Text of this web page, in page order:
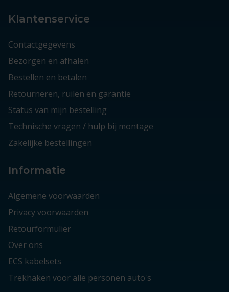
Klantenservice
Contactgegevens
Bezorgen en afhalen
Bestellen en betalen
Retourneren, ruilen en garantie
Status van mijn bestelling
Technische vragen / hulp bij montage
Zakelijke bestellingen
Informatie
Algemene voorwaarden
Privacy voorwaarden
Retourformulier
Over ons
ECS kabelsets
Trekhaken voor alle personen auto's